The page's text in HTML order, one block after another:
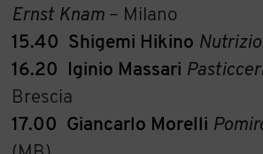
Ernst Knam – Milano
15.40 Shigemi Hikino
16.20
Iginio Massari
Brescia
17.00
Giancarlo Morelli